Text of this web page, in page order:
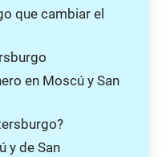
que cambiar el
en Moscú y San
y de San